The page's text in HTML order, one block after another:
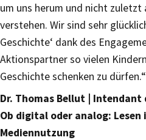
um uns herum und nicht zuletzt
verstehen. Wir sind sehr
Geschichte‘ dank des
Aktionspartner so vielen
Geschichte schenken zu dürfen.“
Dr. Thomas Bellut | Intendant
Ob digital oder analog:
Mediennutzung